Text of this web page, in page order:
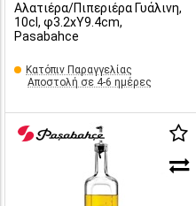
Αλατιέρα/Πιπεριέρα Γυάλινη,
10cl, φ3.2xY9.4cm,
Pasabahce
Κατόπιν Παραγγελίας
Αποστολή σε 4-6 ημέρες